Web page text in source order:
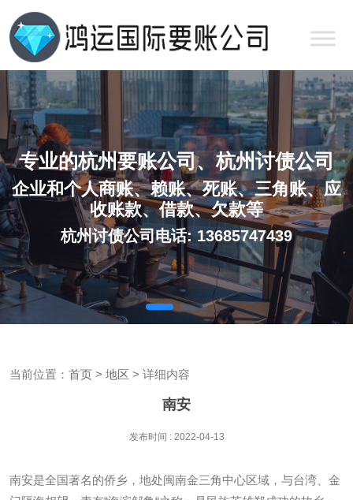
专业的杭州要账公司、杭州讨债公司
企业和个人商账、赖账、死账、三角账、应
收账款、借款、欠款等
杭州讨债公司电话: 13685747439
当前位置： 首页 > 地区 > 详细内容
南安
发布时间 : 2022-04-13
南安是全国著名的侨乡，地处闽南金三角中心区域，与台湾、金